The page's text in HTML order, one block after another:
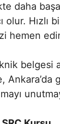
daha
olur.
hemen
belgesi
Ankara’da